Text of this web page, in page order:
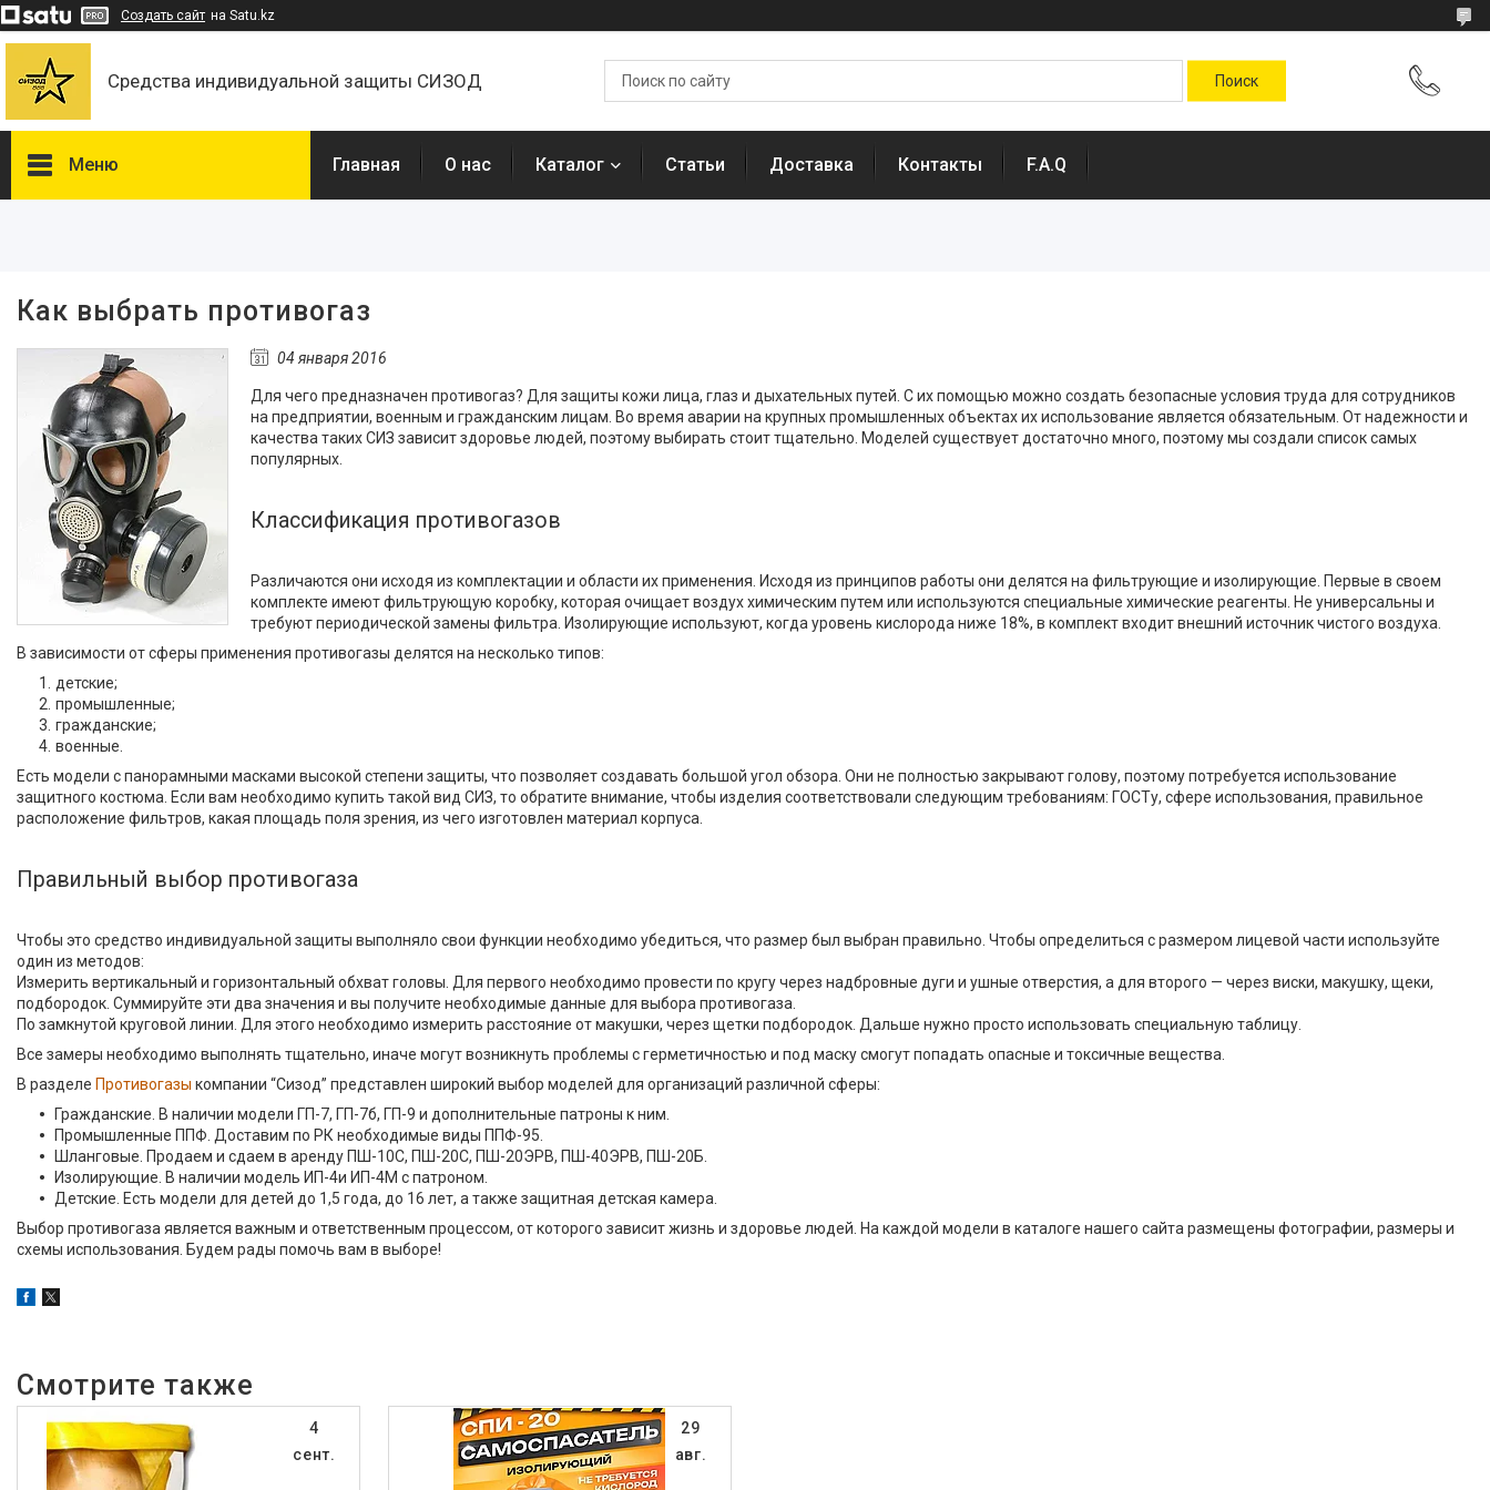
Создать сайт на Satu.kz
Средства индивидуальной защиты СИЗОД
Меню
Спасательное снаряжение
Средства индивидуальной
защиты
Медицинские средства
индивидуальной защиты
Сигналы оповещения
гражданской обороны
Робот-тренажер
Дозиметры
Комплекты для дегазации
Оборудование для инвалидов
Туризм и отдых
Статьи
Презентации и документы
О нас
Часто задаваемые вопросы
Главная О нас Каталог Статьи Доставка Контакты F.A.Q
Как выбрать противогаз
04 января 2016
Для чего предназначен противогаз? Для защиты кожи лица, глаз и дыхательных путей. С их помощью можно создать безопасные условия труда для сотрудников
на предприятии, военным и гражданским лицам. Во время аварии на крупных промышленных объектах их использование является обязательным. От надежности и
качества таких СИЗ зависит здоровье людей, поэтому выбирать стоит тщательно. Моделей существует достаточно много, поэтому мы создали список самых
популярных.
Классификация противогазов
Различаются они исходя из комплектации и области их применения. Исходя из принципов работы они делятся на фильтрующие и изолирующие. Первые в своем
комплекте имеют фильтрующую коробку, которая очищает воздух химическим путем или используются специальные химические реагенты. Не универсальны и
требуют периодической замены фильтра. Изолирующие используют, когда уровень кислорода ниже 18%, в комплект входит внешний источник чистого воздуха.
В зависимости от сферы применения противогазы делятся на несколько типов:
детские;
промышленные;
гражданские;
военные.
Есть модели с панорамными масками высокой степени защиты, что позволяет создавать большой угол обзора. Они не полностью закрывают голову, поэтому потребуется использование
защитного костюма. Если вам необходимо купить такой вид СИЗ, то обратите внимание, чтобы изделия соответствовали следующим требованиям: ГОСТу, сфере использования, правильное
расположение фильтров, какая площадь поля зрения, из чего изготовлен материал корпуса.
Правильный выбор противогаза
Чтобы это средство индивидуальной защиты выполняло свои функции необходимо убедиться, что размер был выбран правильно. Чтобы определиться с размером лицевой части используйте
один из методов:
Измерить вертикальный и горизонтальный обхват головы. Для первого необходимо провести по кругу через надбровные дуги и ушные отверстия, а для второго — через виски, макушку, щеки,
подбородок. Суммируйте эти два значения и вы получите необходимые данные для выбора противогаза.
По замкнутой круговой линии. Для этого необходимо измерить расстояние от макушки, через щетки подбородок. Дальше нужно просто использовать специальную таблицу.
Все замеры необходимо выполнять тщательно, иначе могут возникнуть проблемы с герметичностью и под маску смогут попадать опасные и токсичные вещества.
В разделе Противогазы компании “Сизод” представлен широкий выбор моделей для организаций различной сферы:
Гражданские. В наличии модели ГП-7, ГП-7б, ГП-9 и дополнительные патроны к ним.
Промышленные ППФ. Доставим по РК необходимые виды ППФ-95.
Шланговые. Продаем и сдаем в аренду ПШ-10С, ПШ-20С, ПШ-20ЭРВ, ПШ-40ЭРВ, ПШ-20Б.
Изолирующие. В наличии модель ИП-4и ИП-4М с патроном.
Детские. Есть модели для детей до 1,5 года, до 16 лет, а также защитная детская камера.
Выбор противогаза является важным и ответственным процессом, от которого зависит жизнь и здоровье людей. На каждой модели в каталоге нашего сайта размещены фотографии, размеры и
схемы использования. Будем рады помочь вам в выборе!
4
сент.
29
авг.